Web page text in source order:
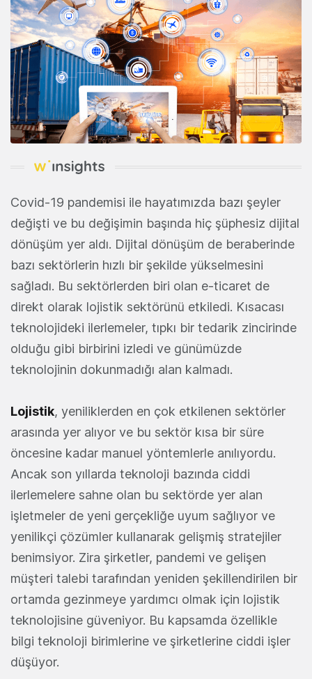
Covid-19 pandemisi ile hayatımızda bazı şeyler
değişti ve bu değişimin başında hiç şüphesiz dijital
dönüşüm yer aldı. Dijital dönüşüm de beraberinde
bazı sektörlerin hızlı bir şekilde yükselmesini
sağladı. Bu sektörlerden biri olan e-ticaret de
direkt olarak lojistik sektörünü etkiledi. Kısacası
teknolojideki ilerlemeler, tıpkı bir tedarik zincirinde
olduğu gibi birbirini izledi ve günümüzde
teknolojinin dokunmadığı alan kalmadı.
Lojistik, yeniliklerden en çok etkilenen sektörler
arasında yer alıyor ve bu sektör kısa bir süre
öncesine kadar manuel yöntemlerle anılıyordu.
Ancak son yıllarda teknoloji bazında ciddi
ilerlemelere sahne olan bu sektörde yer alan
işletmeler de yeni gerçekliğe uyum sağlıyor ve
yenilikçi çözümler kullanarak gelişmiş stratejiler
benimsiyor. Zira şirketler, pandemi ve gelişen
müşteri talebi tarafından yeniden şekillendirilen bir
ortamda gezinmeye yardımcı olmak için lojistik
teknolojisine güveniyor. Bu kapsamda özellikle
bilgi teknoloji birimlerine ve şirketlerine ciddi işler
düşüyor.